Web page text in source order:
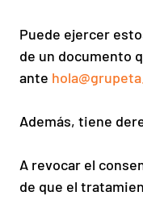
Puede ejercer
de un documento
ante
Además, tiene
A revocar el
de que el